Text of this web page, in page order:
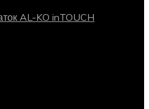
AL-KO inTOUCH